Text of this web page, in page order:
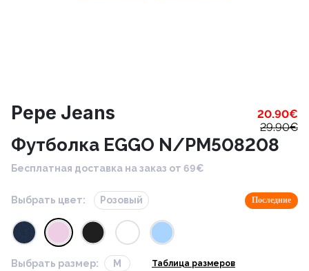
Pepe Jeans 20.90€
29.90€
Футболка EGGO N/PM508208
Бесплатная доставка на заказ от 69€
Выбрать цвет: Розовый Последние
Выбрать размер: M Таблица размеров